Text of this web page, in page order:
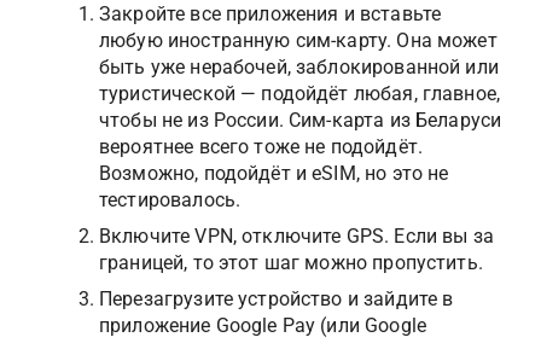
Закройте все приложения и вставьте
любую иностранную сим-карту. Она может
быть уже нерабочей, заблокированной или
туристической — подойдёт любая, главное,
чтобы не из России. Сим-карта из Беларуси
вероятнее всего тоже не подойдёт.
Возможно, подойдёт и eSIM, но это не
тестировалось.
Включите VPN, отключите GPS. Если вы за
границей, то этот шаг можно пропустить.
Перезагрузите устройство и зайдите в
приложение Google Pay (или Google